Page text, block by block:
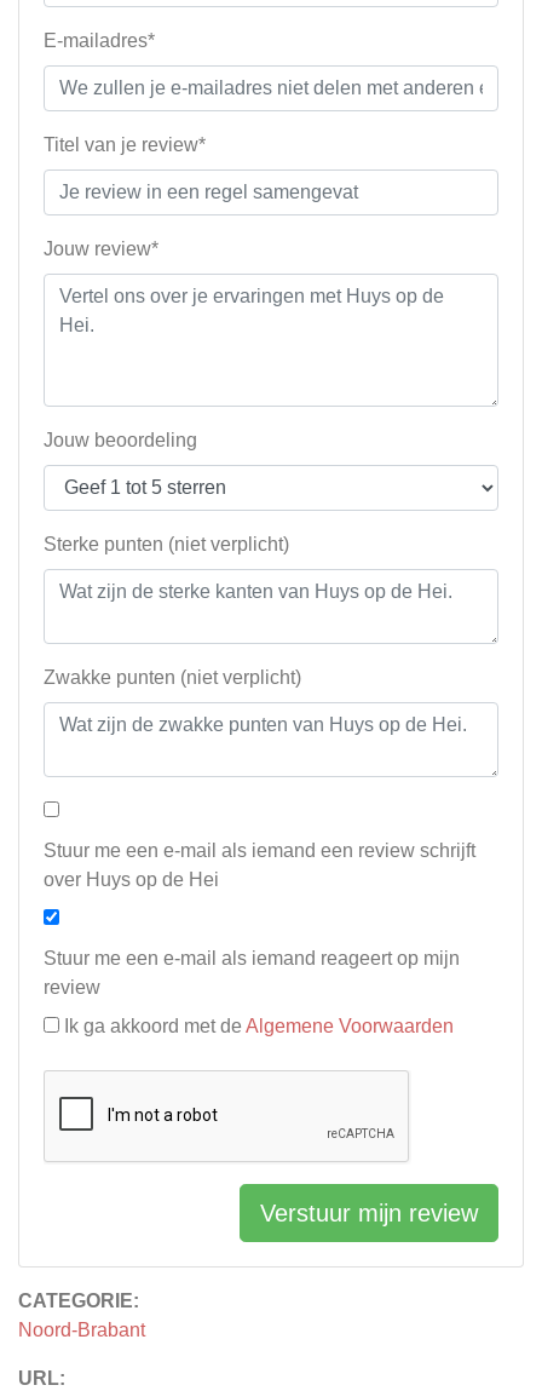
CATEGORIE:
Noord-Brabant
URL:
E-mailadres*
Titel van je review*
Jouw review*
Jouw beoordeling
Sterke punten (niet verplicht)
Zwakke punten (niet verplicht)
Stuur me een e-mail als iemand een review schrijft
over Huys op de Hei
Stuur me een e-mail als iemand reageert op mijn
review
Ik ga akkoord met de Algemene Voorwaarden
Verstuur mijn review